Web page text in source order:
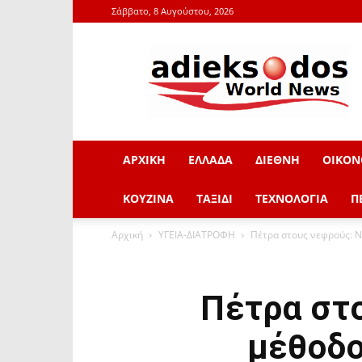
Σάββατο, 8 Αυγούστου, 2026
adieksodos.gr
ΑΡΧΙΚΗ ΕΛΛΑΔΑ ΔΙΕΘΝΗ
ΚΟΥΖΙΝΑ ΤΑΞΙΔΙ ΤΕΧΝΟΛΟΓΙΑ
Αρχική ΥΓΕΙΑ-ΔΙΑΤΡΟΦΗ Πέτρα στους νεφρούς:
Πέτρα